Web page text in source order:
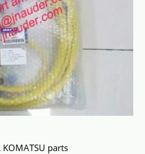
KOMATSU parts